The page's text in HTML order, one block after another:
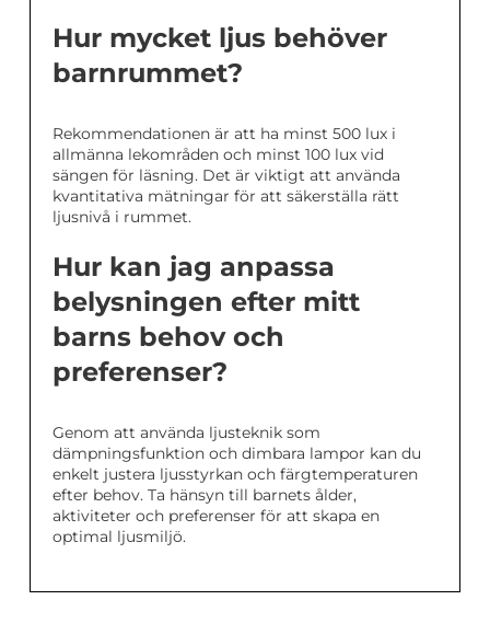
Hur mycket ljus behöver
barnrummet?
Rekommendationen är att ha minst 500 lux i
allmänna lekområden och minst 100 lux vid
sängen för läsning. Det är viktigt att använda
kvantitativa mätningar för att säkerställa rätt
ljusnivå i rummet.
Hur kan jag anpassa
belysningen efter mitt
barns behov och
preferenser?
Genom att använda ljusteknik som
dämpningsfunktion och dimbara lampor kan du
enkelt justera ljusstyrkan och färgtemperaturen
efter behov. Ta hänsyn till barnets ålder,
aktiviteter och preferenser för att skapa en
optimal ljusmiljö.